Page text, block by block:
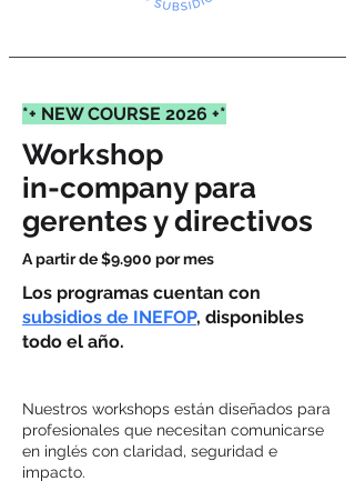
*+ NEW COURSE 2026 +*
Workshop
in-company para
gerentes y directivos
A partir de $9.900 por mes
Los programas cuentan con
subsidios de INEFOP, disponibles
todo el año.
Nuestros workshops están diseñados para
profesionales que necesitan comunicarse
en inglés con claridad, seguridad e
impacto.